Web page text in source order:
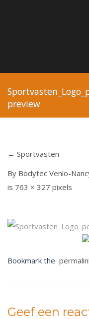
preview
← Sportvasten
By Bodytec Venlo-
is 763 × 327 pixels
Bookmark the
Geef een